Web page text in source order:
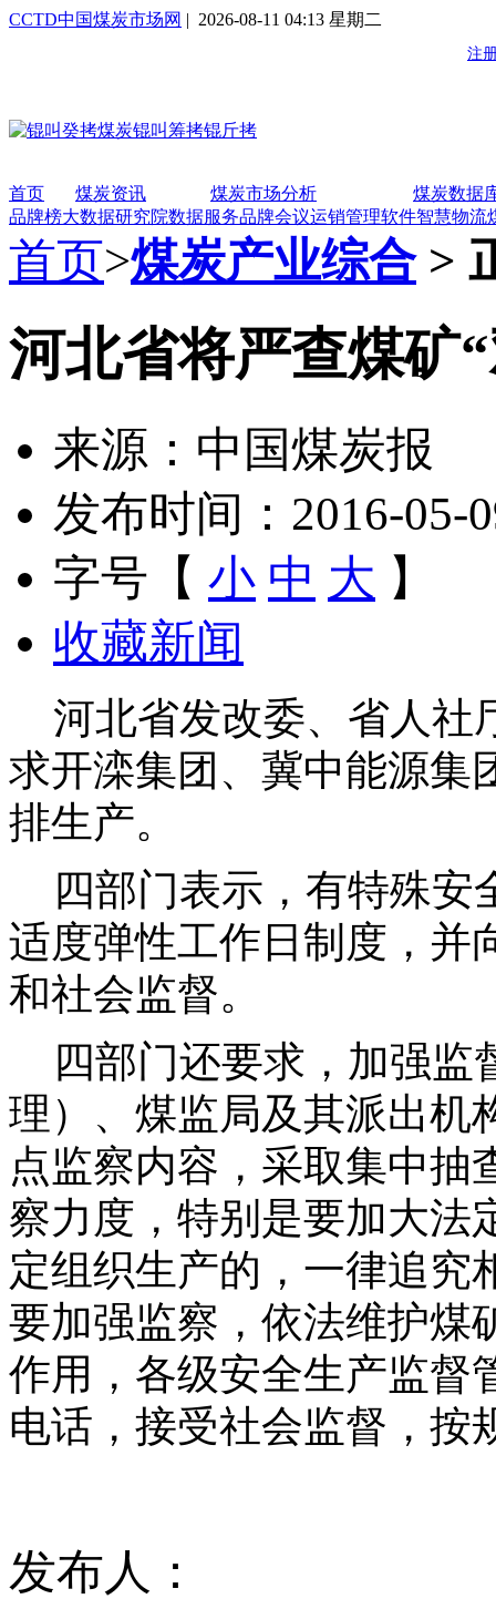
CCTD中国煤炭市场网 | 2026-08-11 04:13 星期二
首页 煤炭资讯 煤炭市场分析
煤炭数据
品牌榜大数据研究院数据服务品牌会议运销管理软件智慧物流
首页>煤炭产业综合>
河北省将严查煤矿
来源：中国煤炭报
发布时间：2016-05-
字号【 小 中 大 】
收藏新闻
河北省发改委、省人社
求开滦集团、冀中能源集
排生产。
四部门表示，有特殊安
适度弹性工作日制度，并
和社会监督。
四部门还要求，加强监
理）、煤监局及其派出机
点监察内容，采取集中抽
察力度，特别是要加大法
定组织生产的，一律追究
要加强监察，依法维护煤
作用，各级安全生产监督
电话，接受社会监督，按
发布人：